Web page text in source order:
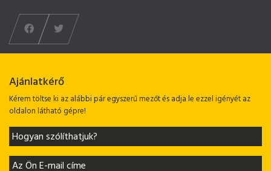
Ajánlatkérő
Kérem töltse ki az alábbi pár egyszerű mezőt és adja le ezzel igényét az
oldalon látható gépre!